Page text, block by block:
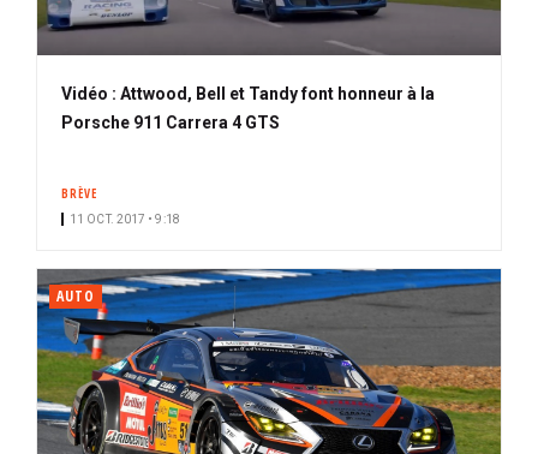
Vidéo : Attwood, Bell et Tandy font honneur à la
Porsche 911 Carrera 4 GTS
BRÈVE
11 OCT. 2017 • 9:18
AUTO